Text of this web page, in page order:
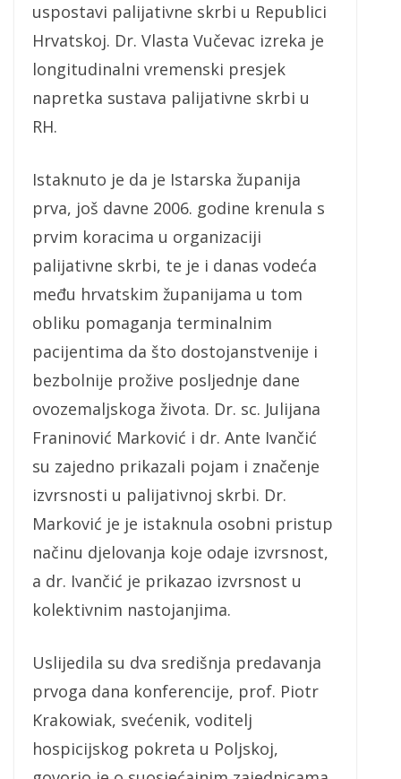
uspostavi palijativne skrbi u Republici
Hrvatskoj. Dr. Vlasta Vučevac izreka je
longitudinalni vremenski presjek
napretka sustava palijativne skrbi u
RH.
Istaknuto je da je Istarska županija
prva, još davne 2006. godine krenula s
prvim koracima u organizaciji
palijativne skrbi, te je i danas vodeća
među hrvatskim županijama u tom
obliku pomaganja terminalnim
pacijentima da što dostojanstvenije i
bezbolnije prožive posljednje dane
ovozemaljskoga života. Dr. sc. Julijana
Franinović Marković i dr. Ante Ivančić
su zajedno prikazali pojam i značenje
izvrsnosti u palijativnoj skrbi. Dr.
Marković je je istaknula osobni pristup
načinu djelovanja koje odaje izvrsnost,
a dr. Ivančić je prikazao izvrsnost u
kolektivnim nastojanjima.
Uslijedila su dva središnja predavanja
prvoga dana konferencije, prof. Piotr
Krakowiak, svećenik, voditelj
hospicijskog pokreta u Poljskoj,